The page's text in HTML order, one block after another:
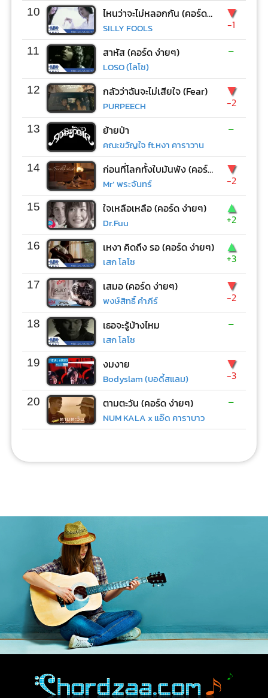
10 ไหนว่าจะไม่หลอกกัน (คอร์ด ง่ายๆ)
SILLY FOOLS
▼
-1
11 สาหัส (คอร์ด ง่ายๆ)
LOSO (โลโซ)
-
12 กลัวว่าฉันจะไม่เสียใจ (Fear)
PURPEECH
▼
-2
13 ย้ายป่า
คณะขวัญใจ ft.หงา คาราวาน
-
14 ก่อนที่โลกทั้งใบมันพัง (คอร์ด ง่ายๆ)
Mr’ พระจันทร์
▼
-2
15 ใจเหลือเหลือ (คอร์ด ง่ายๆ)
Dr.Fuu
▲
+2
16 เหงา คิดถึง รอ (คอร์ด ง่ายๆ)
เสก โลโซ
▲
+3
17 เสมอ (คอร์ด ง่ายๆ)
พงษ์สิทธิ์ คำภีร์
▼
-2
18 เธอจะรู้บ้างไหม
เสก โลโซ
-
19 งมงาย
Bodyslam (บอดี้สแลม)
▼
-3
20 ตามตะวัน (คอร์ด ง่ายๆ)
NUM KALA x แอ๊ด คาราบาว
-